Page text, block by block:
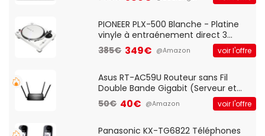
And Play, Confortable, Taille
QWERTY UK - Noir
PIONEER PLX-500 Blanche - Platine
vinyle à entraénement direct 3
vitesses (33-45-78 trs/min) avec
pre-ampli intégré et port USB
385€ 349€ @Amazon voir l'offre
Asus RT-AC59U Routeur sans Fil
Double Bande Gigabit (Serveur et
Client VPN, Triple Vlan, Mode Point
d'accès et Bridge, contrôle Parental,
50€ 40€ @Amazon voir l'offre
Panasonic KX-TG6822 Téléphones